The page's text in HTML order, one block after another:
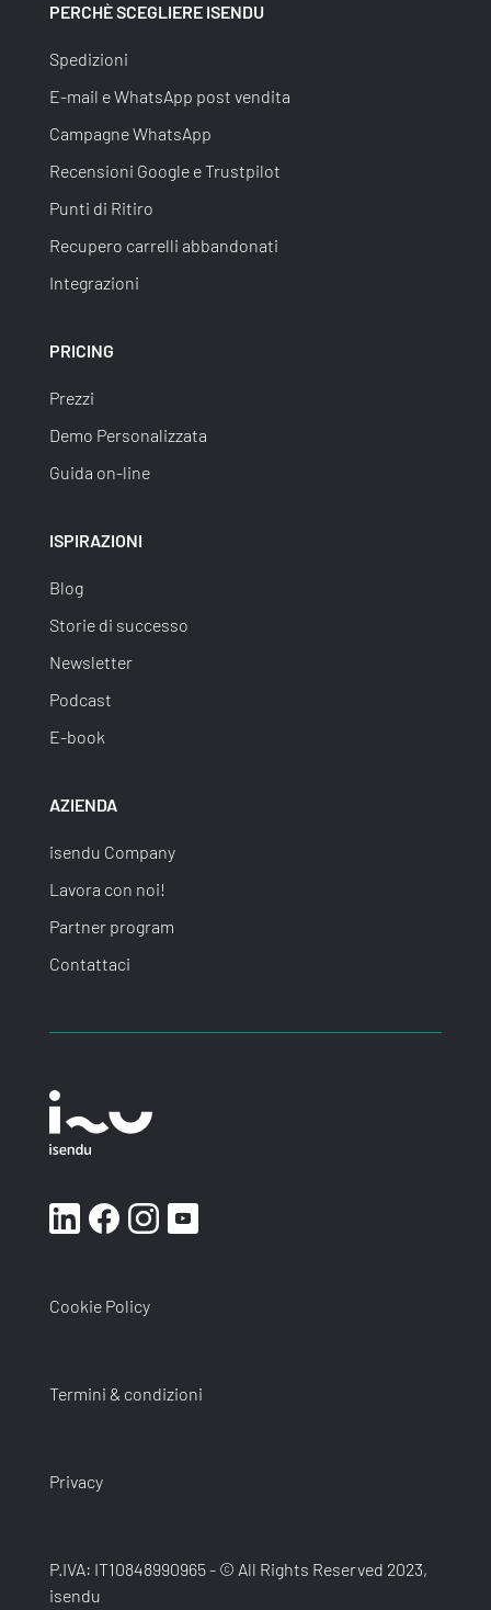
PERCHÈ SCEGLIERE ISENDU
Spedizioni
E-mail e WhatsApp post vendita
Campagne WhatsApp
Recensioni Google e Trustpilot
Punti di Ritiro
Recupero carrelli abbandonati
Integrazioni
PRICING
Prezzi
Demo Personalizzata
Guida on-line
ISPIRAZIONI
Blog
Storie di successo
Newsletter
Podcast
E-book
AZIENDA
isendu Company
Lavora con noi!
Partner program
Contattaci
Cookie Policy
Termini & condizioni
Privacy
P.IVA: IT10848990965 - © All Rights Reserved 2023,
isendu